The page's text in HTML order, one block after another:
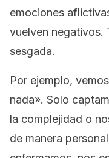
emociones
vuelven negativos.
sesgada.
Por ejemplo,
nada». Solo
la complejidad o
de manera